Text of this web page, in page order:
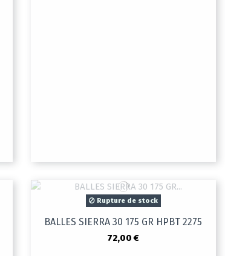
Rupture de stock
BALLES SIERRA 30 175 GR HPBT 2275
72,00 €